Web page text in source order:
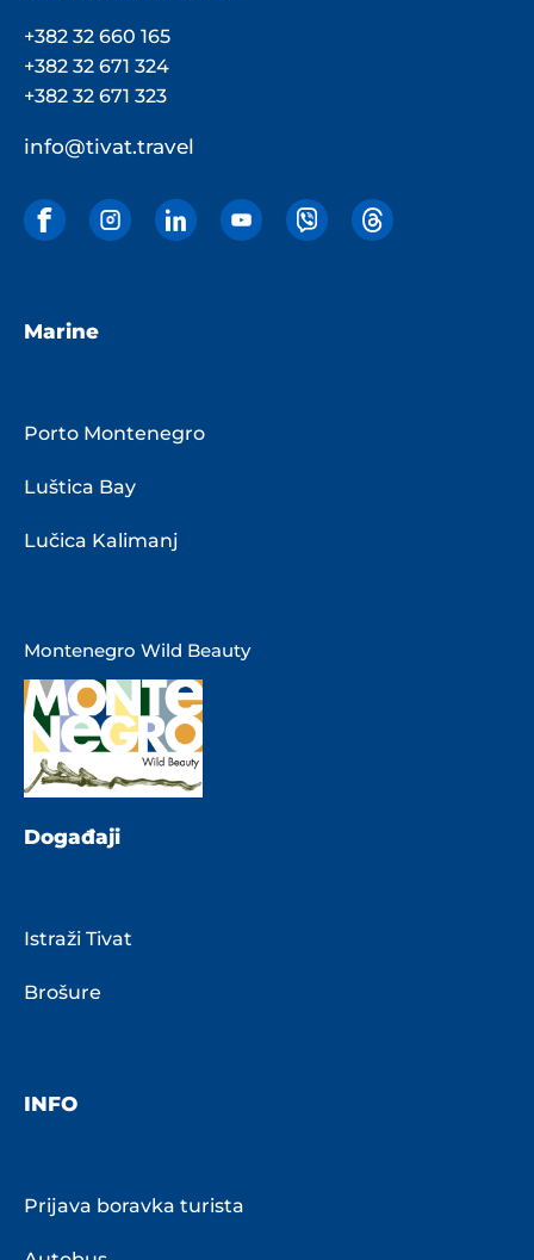
+382 32 660 165
+382 32 671 324
+382 32 671 323
info@tivat.travel
Marine
Porto Montenegro
Luštica Bay
Lučica Kalimanj
Montenegro Wild Beauty
Događaji
Istraži Tivat
Brošure
INFO
Prijava boravka turista